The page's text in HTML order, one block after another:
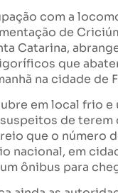
com a
de
Catarina,
que
na cidade de
em local frio
de terem
que o número
nacional, em
ônibus para